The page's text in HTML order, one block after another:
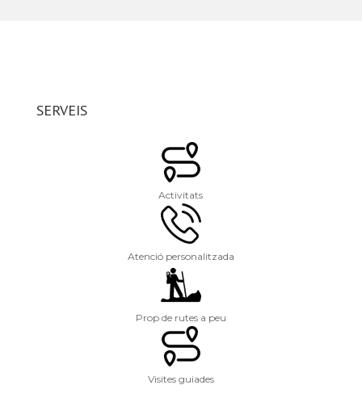
SERVEIS
Activitats
Atenció personalitzada
Prop de rutes a peu
Visites guiades